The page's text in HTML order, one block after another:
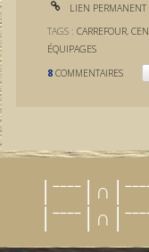
LIEN PERMANENT
TAGS :CARREFOUR,
ÉQUIPAGES
8 COMMENTAIRES